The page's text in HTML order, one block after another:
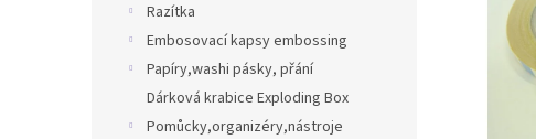
Razítka
Embosovací kapsy embossing
Papíry,washi pásky, přání
Dárková krabice Exploding Box
Pomůcky,organizéry,nástroje
hvězdiček.